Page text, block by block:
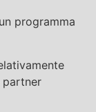
programma
partner